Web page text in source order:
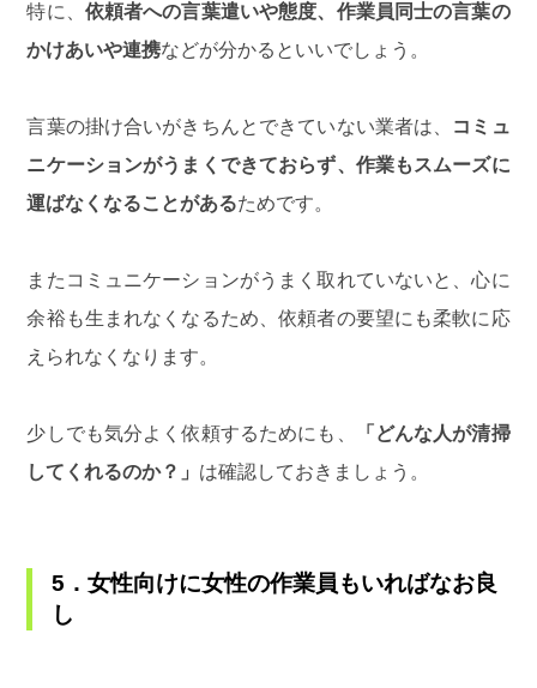
特に、 依頼者への言葉遣いや態度、作業員同士の言葉の
かけあいや連携などが分かるといいでしょう。
言葉の掛け合いがきちんとできていない業者は、 コミュ
ニケーションがうまくできておらず、作業もスムーズに
運ばなくなることがあるためです。
またコミュニケーションがうまく取れていないと、心に
余裕も生まれなくなるため、依頼者の要望にも柔軟に応
えられなくなります。
少しでも気分よく依頼するためにも、
「どんな人が清掃
してくれるのか？」 は確認しておきましょう。
5．女性向けに女性の作業員もいればなお良
し